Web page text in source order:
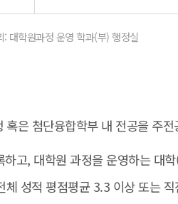
대학원과정 운영 학과(부) 행정실
혹은 첨단융합학부 내 전공을 주
고, 대학원 과정을 운영하는 대
체 성적 평점평균 3.3 이상 또는